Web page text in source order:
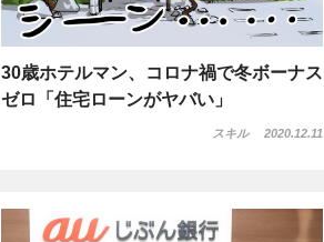
30歳ホテルマン、コロナ禍で冬ボーナス
ゼロ「住宅ローンがヤバい」
スキル 2020.12.11